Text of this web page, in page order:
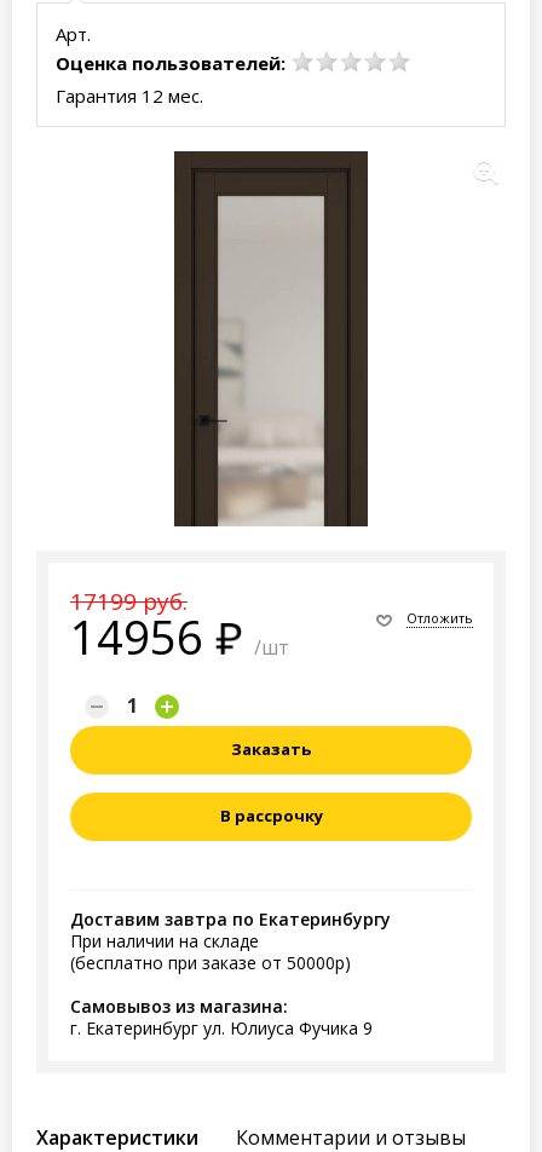
Арт.
Оценка пользователей:
Гарантия 12 мес.
17199 руб.
14956 /шт
Отложить
Заказать
В рассрочку
Доставим завтра по Екатеринбургу
При наличии на складе
(бесплатно при заказе от 50000р)
Самовывоз из магазина:
г. Екатеринбург ул. Юлиуса Фучика 9
Характеристики Комментарии и отзывы